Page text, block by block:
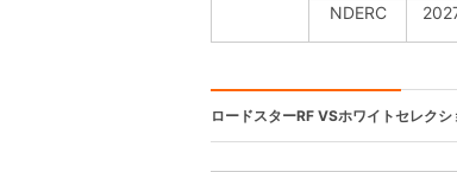
NDERC
ロードスターRF VSホワイトセレクシ